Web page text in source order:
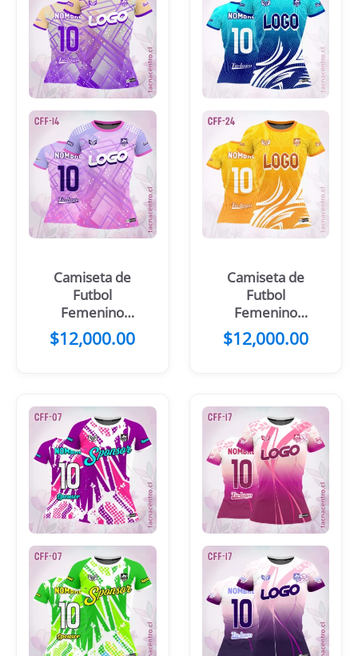
Camiseta de
Futbol
Femenino
Rosado
Amarillo
$12,000.00
Camiseta de
Futbol
Femenino
Celeste Cuello
Azul
$12,000.00